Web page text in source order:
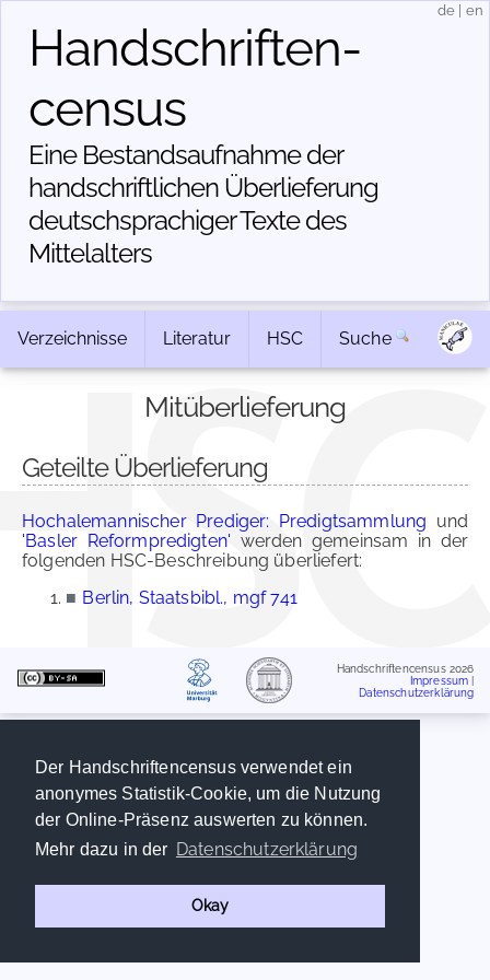
Der Handschriftencensus verwendet ein
anonymes Statistik-Cookie, um die Nutzung
der Online-Präsenz auswerten zu können.
Mehr dazu in der Datenschutzerklärung
Okay
Handschriften­
census
Eine Bestandsaufnahme der
handschriftlichen Über­lieferung
deutschsprachiger Texte des
Mittelalters
de en
Verzeichnisse Literatur HSC Suche
Mitüberlieferung
Geteilte Überlieferung
Hochalemannischer Prediger: Predigtsammlung und
'Basler Reformpredigten' werden gemeinsam in der
folgenden HSC-Beschreibung überliefert:
■ Berlin, Staatsbibl., mgf 741
Handschriftencensus 2026
Impressum
Datenschutzerklärung